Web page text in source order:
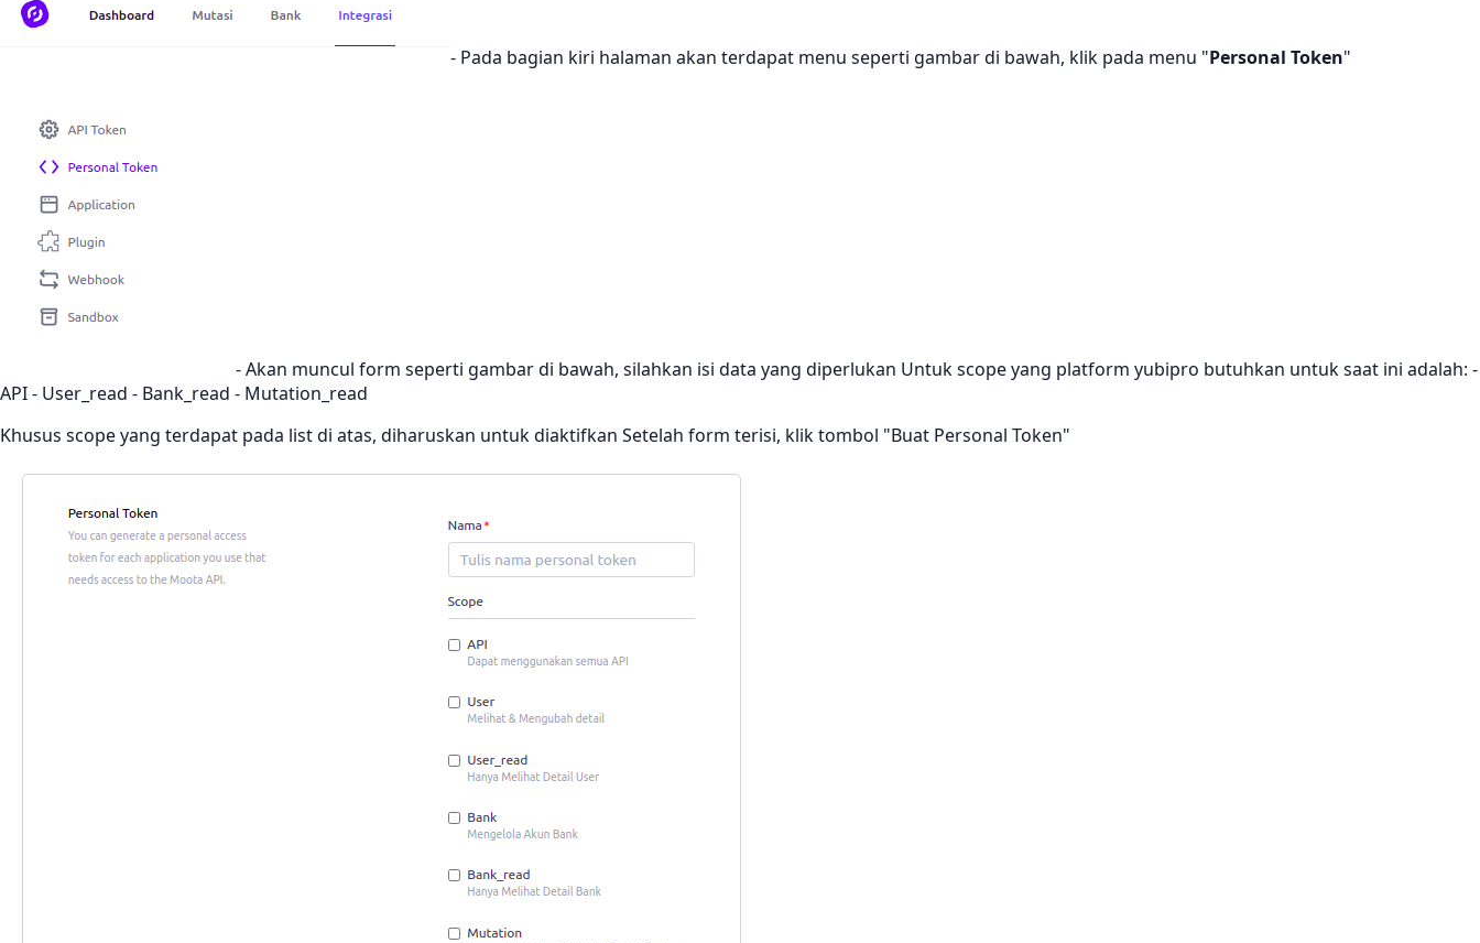
- Pada bagian kiri halaman akan terdapat menu seperti gambar di bawah, klik pada menu "Personal Token"
- Akan muncul form seperti gambar di bawah, silahkan isi data yang diperlukan Untuk scope yang platform yubipro butuhkan untuk saat ini adalah: -
API - User_read - Bank_read - Mutation_read
Khusus scope yang terdapat pada list di atas, diharuskan untuk diaktifkan Setelah form terisi, klik tombol "Buat Personal Token"